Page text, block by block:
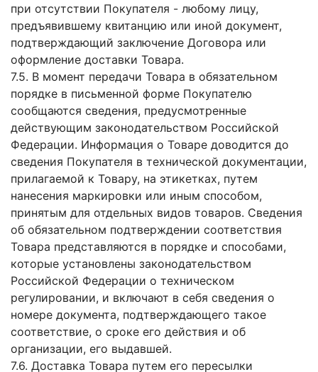
при отсутствии Покупателя - любому лицу,
предъявившему квитанцию или иной документ,
подтверждающий заключение Договора или
оформление доставки Товара.
7.5. В момент передачи Товара в обязательном
порядке в письменной форме Покупателю
сообщаются сведения, предусмотренные
действующим законодательством Российской
Федерации. Информация о Товаре доводится до
сведения Покупателя в технической документации,
прилагаемой к Товару, на этикетках, путем
нанесения маркировки или иным способом,
принятым для отдельных видов товаров. Сведения
об обязательном подтверждении соответствия
Товара представляются в порядке и способами,
которые установлены законодательством
Российской Федерации о техническом
регулировании, и включают в себя сведения о
номере документа, подтверждающего такое
соответствие, о сроке его действия и об
организации, его выдавшей.
7.6. Доставка Товара путем его пересылки